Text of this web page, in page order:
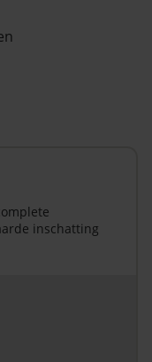
inschatting